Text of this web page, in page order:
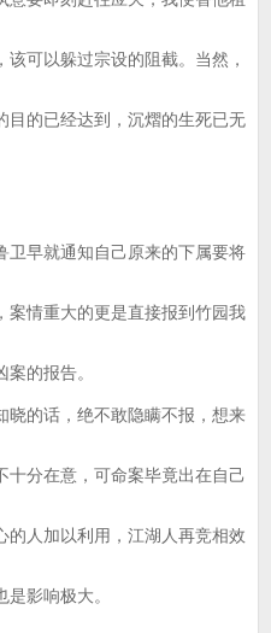
可以躲过宗设的阻截。当然，
目的已经达到，沉熠的生死已无
卫早就通知自己原来的下属要将
案情重大的更是直接报到竹园我
的报告。
晓的话，绝不敢隐瞒不报，想来
分在意，可命案毕竟出在自己
的人加以利用，江湖人再竞相效
影响极大。